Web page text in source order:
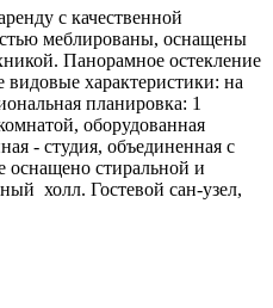
с качественной
меблированы, оснащены
Панорамное остекление
характеристики: на
планировка: 1
оборудованная
- студия, объединенная с
стиральной и
холл. Гостевой сан-узел,